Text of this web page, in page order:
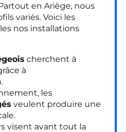
en Ariège, nous
variés. Voici les
nos installations
cherchent à
à
les
veulent produire une
visent avant tout la